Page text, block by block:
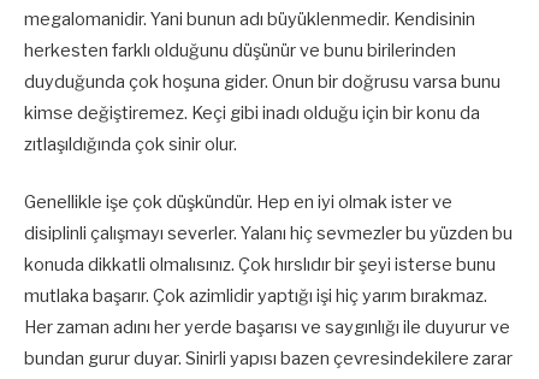
megalomanidir. Yani bunun adı büyüklenmedir. Kendisinin
herkesten farklı olduğunu düşünür ve bunu birilerinden
duyduğunda çok hoşuna gider. Onun bir doğrusu varsa bunu
kimse değiştiremez. Keçi gibi inadı olduğu için bir konu da
zıtlaşıldığında çok sinir olur.
Genellikle işe çok düşkündür. Hep en iyi olmak ister ve
disiplinli çalışmayı severler. Yalanı hiç sevmezler bu yüzden bu
konuda dikkatli olmalısınız. Çok hırslıdır bir şeyi isterse bunu
mutlaka başarır. Çok azimlidir yaptığı işi hiç yarım bırakmaz.
Her zaman adını her yerde başarısı ve saygınlığı ile duyurur ve
bundan gurur duyar. Sinirli yapısı bazen çevresindekilere zarar